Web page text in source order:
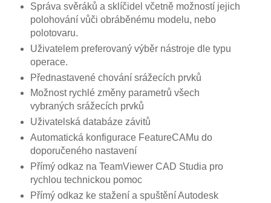
Správa svěráků a sklíčidel včetně možností jejich
polohování vůči obráběnému modelu, nebo
polotovaru.
Uživatelem preferovaný výběr nástroje dle typu
operace.
Přednastavené chování srážecích prvků
Možnost rychlé změny parametrů všech
vybraných srážecích prvků
Uživatelská databáze závitů
Automatická konfigurace FeatureCAMu do
doporučeného nastavení
Přímý odkaz na TeamViewer CAD Studia pro
rychlou technickou pomoc
Přímý odkaz ke stažení a spuštění Autodesk